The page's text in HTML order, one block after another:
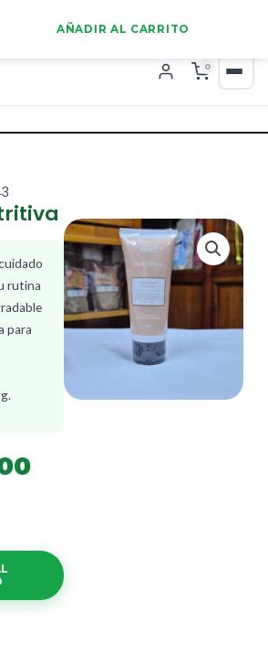
0
rutina
para
AÑADIR AL CARRITO